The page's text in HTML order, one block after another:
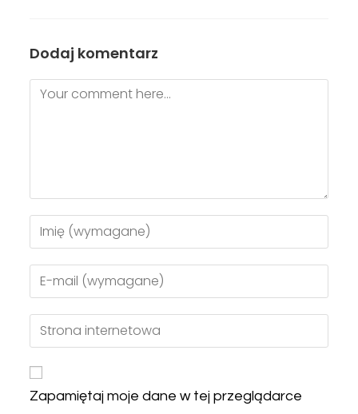
Dodaj komentarz
Zapamiętaj moje dane w tej przeglądarce